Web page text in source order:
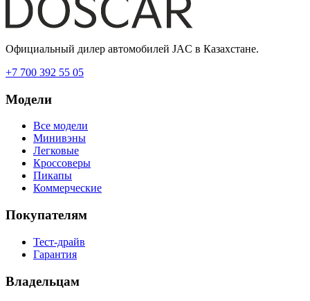
Официальный дилер автомобилей JAC в Казахстане.
+7 700 392 55 05
Модели
Все модели
Минивэны
Легковые
Кроссоверы
Пикапы
Коммерческие
Покупателям
Тест-драйв
Гарантия
Владельцам